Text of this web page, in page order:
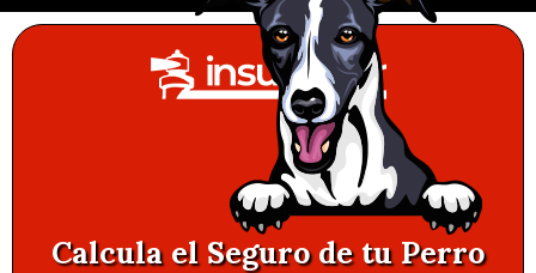
Calcula el Seguro de tu Perro